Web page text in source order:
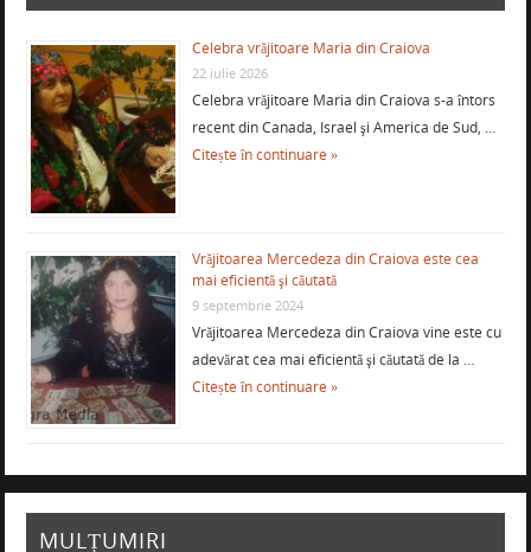
Celebra vrăjitoare Maria din Craiova
22 iulie 2026
Celebra vrăjitoare Maria din Craiova s-a întors
recent din Canada, Israel şi America de Sud, …
Citește în continuare »
Vrăjitoarea Mercedeza din Craiova este cea
mai eficientă şi căutată
9 septembrie 2024
Vrăjitoarea Mercedeza din Craiova vine este cu
adevărat cea mai eficientă şi căutată de la …
Citește în continuare »
MULȚUMIRI